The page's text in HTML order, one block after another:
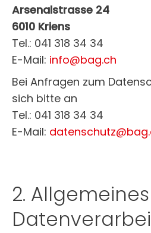
Arsenalstrasse 24
6010 Kriens
Tel.: 041 318 34 34
E-Mail: info@bag.ch
Bei Anfragen zum
sich bitte an
Tel.: 041 318 34 34
E-Mail:
2.